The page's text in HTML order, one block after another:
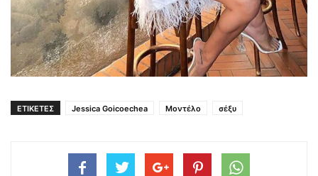
ΕΤΙΚΕΤΕΣ Jessica Goicoechea Μοντέλο σέξυ